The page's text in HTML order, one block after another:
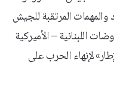
والمهمات المرتقبة للجيش
اللبنانية – الأميركية
لإنهاء الحرب على